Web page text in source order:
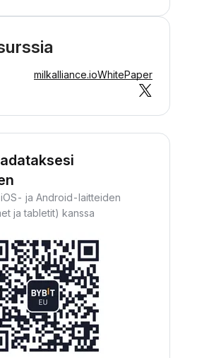
milkalliance.ioWhitePaper
ja Android-laitteiden
ja tabletit) kanssa